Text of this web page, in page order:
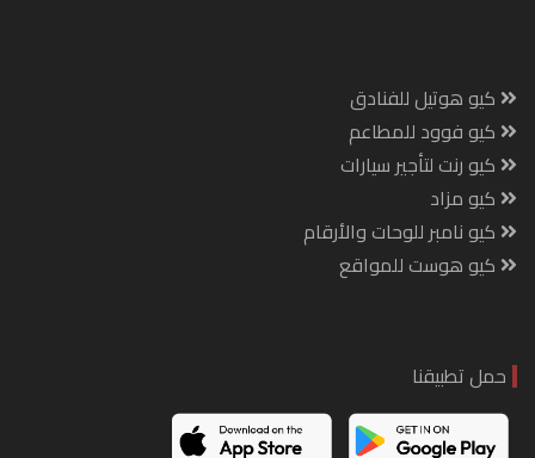
كيو هوتيل للفنادق
كيو فوود للمطاعم
كيو رنت لتأجير سيارات
كيو مزاد
كيو نامبر للوحات والأرقام
كيو هوست للمواقع
حمل تطبيقنا